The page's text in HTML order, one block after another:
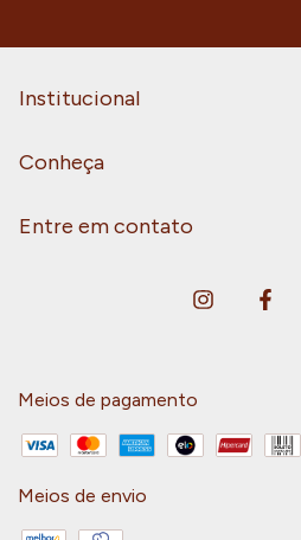
Institucional
Conheça
Entre em contato
Meios de pagamento
Meios de envio